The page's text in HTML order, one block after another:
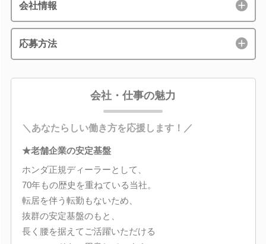
会社情報
応募方法
会社・仕事の魅力
＼あなたらしい働き方を応援します！／
★老舗企業の安定基盤
ホンダ正規ディーラーとして、
70年もの歴史を重ねている当社。
転居を伴う転勤もないため、
抜群の安定基盤のもと、
長く腰を据えてご活躍いただける